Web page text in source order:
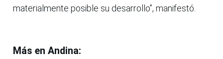
materialmente posible su desarrollo”, manifestó.
Más en Andina: